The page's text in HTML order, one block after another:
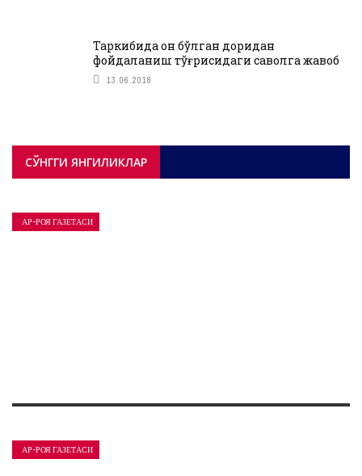
Таркибида қон бўлган доридан
фойдаланиш тўғрисидаги саволга жавоб
13.06.2018
СЎНГГИ ЯНГИЛИКЛАР
АР-РОЯ ГАЗЕТАСИ
АР-РОЯ ГАЗЕТАСИ